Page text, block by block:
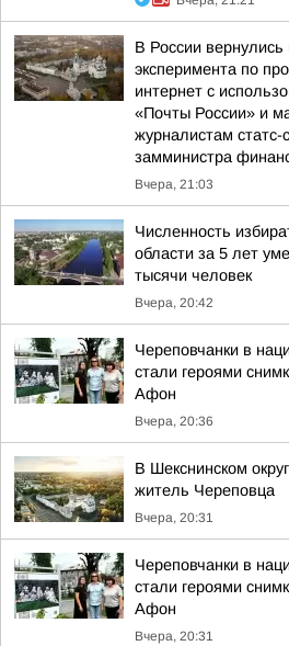
В России вернулись
эксперимента по
интернет с
«Почты России» и
журналистам
замминистра
Вчера, 21:03
Численность
области за 5 лет
тысячи человек
Вчера, 20:42
Череповчанки в
стали героями
Афон
Вчера, 20:36
В Шекснинском
житель Череповца
Вчера, 20:31
Череповчанки в
стали героями
Афон
Вчера, 20:31